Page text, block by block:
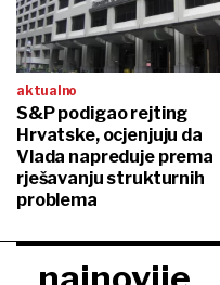
aktualno
S&P podigao rejting
Hrvatske, ocjenjuju da
Vlada napreduje prema
rješavanju strukturnih
problema